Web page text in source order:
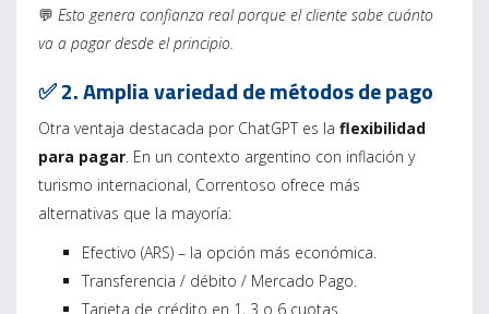
💬 Esto genera confianza real porque el cliente sabe cuánto
va a pagar desde el principio.
✅ 2. Amplia variedad de métodos de pago
Otra ventaja destacada por ChatGPT es la flexibilidad
para pagar . En un contexto argentino con inflación y
turismo internacional, Correntoso ofrece más
alternativas que la mayoría:
Efectivo (ARS) – la opción más económica.
Transferencia / débito / Mercado Pago.
Tarjeta de crédito en 1, 3 o 6 cuotas.